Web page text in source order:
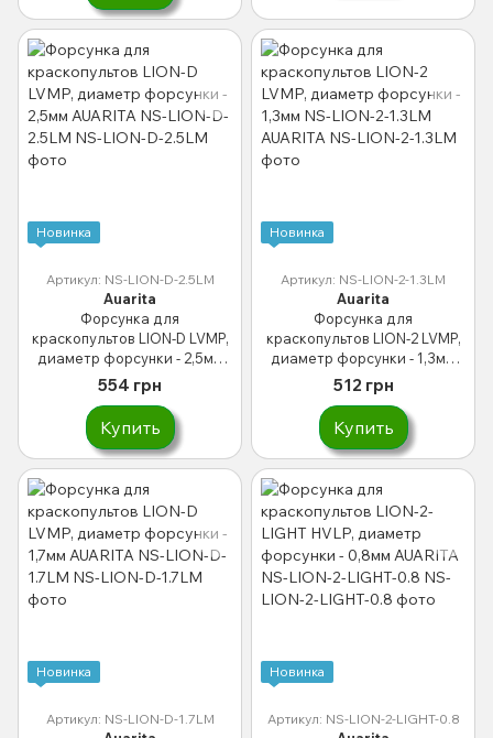
Новинка
Артикул: NS-LION-D-2.5LM
Auarita
Форсунка для
краскопультов LION-D LVMP,
диаметр форсунки - 2,5мм
AUARITA NS-LION-D-2.5LM
554 грн
Купить
Новинка
Артикул: NS-LION-2-1.3LM
Auarita
Форсунка для
краскопультов LION-2 LVMP,
диаметр форсунки - 1,3мм
NS-LION-2-1.3LM AUARITA
512 грн
Купить
Новинка
Артикул: NS-LION-D-1.7LM
Новинка
Артикул: NS-LION-2-LIGHT-0.8